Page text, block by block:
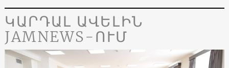
ԿԱՐԴԱԼ ԱՎԵԼԻՆ
JAMNEWS-ՈՒՄ